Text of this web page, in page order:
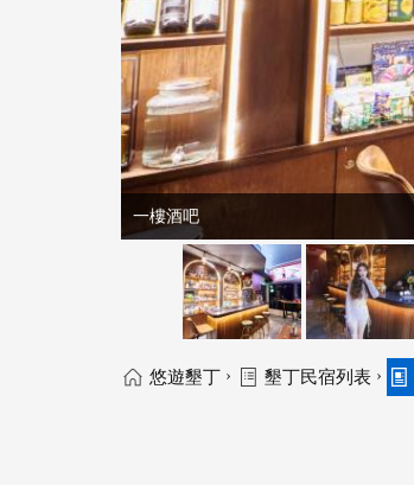
一樓酒吧
悠遊墾丁 › 墾丁民宿列表 ›